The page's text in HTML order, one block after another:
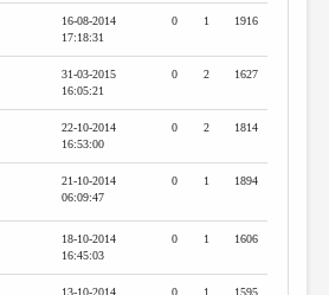
16-08-2014
17:18:31
0 1 1916
31-03-2015
16:05:21
0 2 1627
22-10-2014
16:53:00
0 2 1814
21-10-2014
06:09:47
0 1 1894
18-10-2014
16:45:03
0 1 1606
13-10-2014 0 1 1595